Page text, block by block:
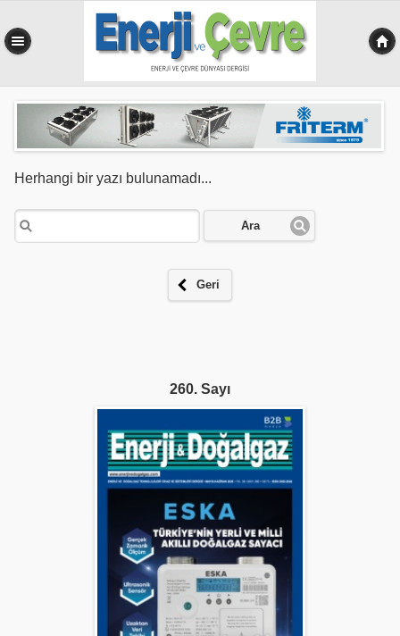
Herhangi bir yazı bulunamadı...
Ara
Geri
260. Sayı
0,352 sn